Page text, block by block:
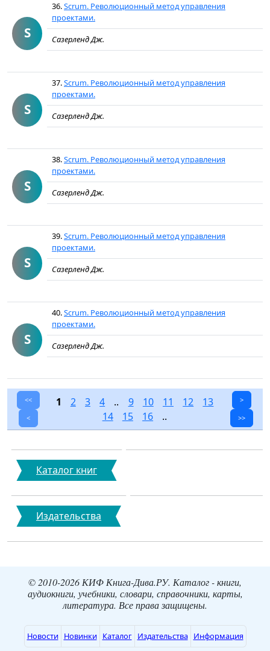
S
36.Scrum. Революционный метод управления
проектами.
Сазерленд Дж.
S
37.Scrum. Революционный метод управления
проектами.
Сазерленд Дж.
S
38.Scrum. Революционный метод управления
проектами.
Сазерленд Дж.
S
39.Scrum. Революционный метод управления
проектами.
Сазерленд Дж.
S
40.Scrum. Революционный метод управления
проектами.
Сазерленд Дж.
<<
<
1 2 3 4 .. 9 10 11 12
13
14
15 16 ..
>
>>
Каталог книг
Издательства
© 2010-2026 КИФ Книга-Дива.РУ. Каталог - книги,
аудиокниги, учебники, словари, справочники, карты,
литература. Все права защищены.
Новости Новинки Каталог Издательства Информация